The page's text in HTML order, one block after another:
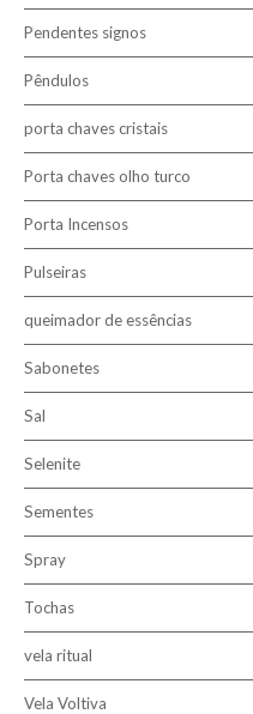
Pendentes signos
Pêndulos
porta chaves cristais
Porta chaves olho turco
Porta Incensos
Pulseiras
queimador de essências
Sabonetes
Sal
Selenite
Sementes
Spray
Tochas
vela ritual
Vela Voltiva